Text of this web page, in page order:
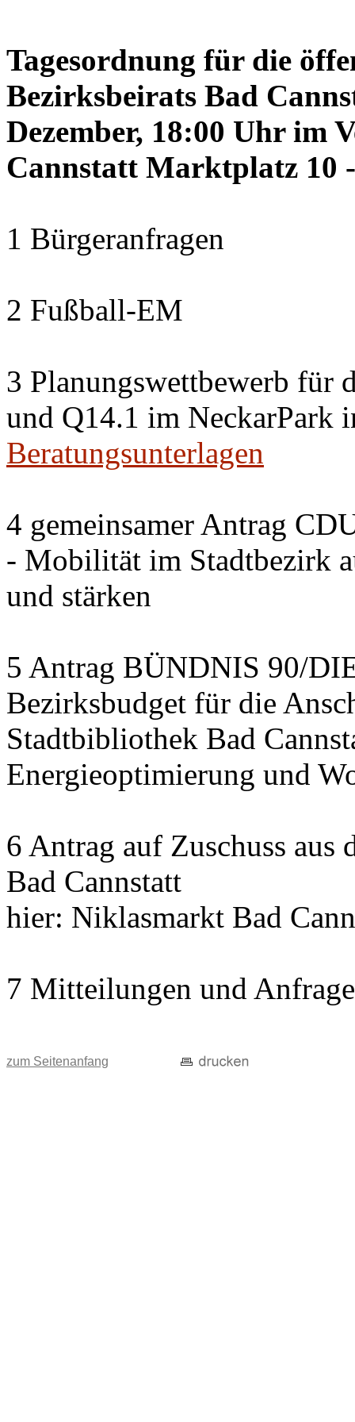
Tagesordnung für die
Bezirksbeirats Bad
Dezember, 18:00 Uhr im
Cannstatt Marktplatz 10
1 Bürgeranfragen
2 Fußball-EM
3 Planungswettbewerb für
und Q14.1 im NeckarPark
Beratungsunterlagen
4 gemeinsamer Antrag
- Mobilität im Stadtbezirk
und stärken
5 Antrag BÜNDNIS 90/
Bezirksbudget für die
Stadtbibliothek Bad
Energieoptimierung und
6 Antrag auf Zuschuss
Bad Cannstatt
hier: Niklasmarkt Bad
7 Mitteilungen und
zum Seitenanfang